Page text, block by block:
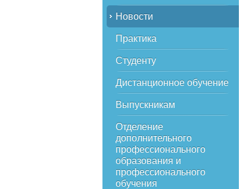
Новости
Практика
Студенту
Дистанционное обучение
Выпускникам
Отделение
дополнительного
профессионального
образования и
профессионального
обучения